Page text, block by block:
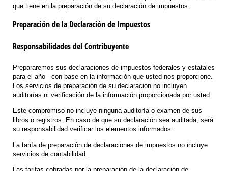
que tiene en la preparación de su declaración de impuestos.
Preparación de la Declaración de Impuestos
Responsabilidades del Contribuyente
Prepararemos sus declaraciones de impuestos federales y estatales
para el año con base en la información que usted nos proporcione.
Los servicios de preparación de su declaración no incluyen
auditorías ni verificación de la información proporcionada por usted.
Este compromiso no incluye ninguna auditoría o examen de sus
libros o registros. En caso de que su declaración sea auditada, será
su responsabilidad verificar los elementos informados.
La tarifa de preparación de declaraciones de impuestos no incluye
servicios de contabilidad.
Las tarifas cobradas por la preparación de la declaración de